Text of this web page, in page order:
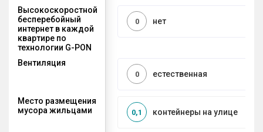
Высокоскоростной
бесперебойный
интернет в каждой
квартире по
технологии G-PON
нет
0
Вентиляция
естественная
0
Место размещения
мусора жильцами
контейнеры на улице
0,1